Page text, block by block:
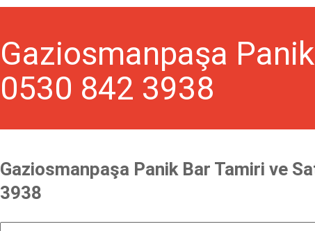
Gaziosmanpaşa Panik
0530 842 3938
Gaziosmanpaşa Panik Bar Tamiri ve
3938